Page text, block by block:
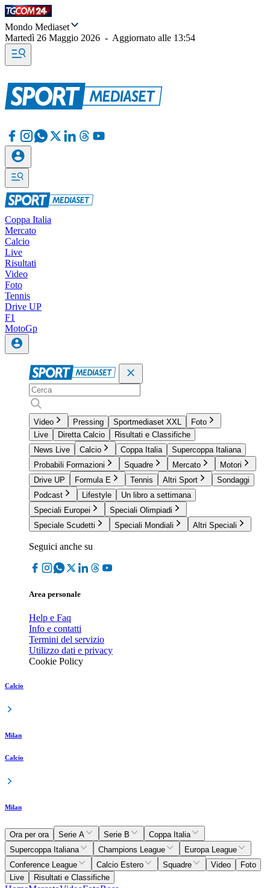
Mondo Mediaset
Martedì 26 Maggio 2026 - Aggiornato alle 13:54
Coppa Italia
Mercato
Calcio
Live
Risultati
Video
Foto
Tennis
Drive UP
F1
MotoGp
Video Pressing Sportmediaset XXL
Foto
Live
Diretta Calcio
Risultati e Classifiche
News Live
Calcio Coppa Italia
Supercoppa Italiana
Probabili Formazioni
Squadre Mercato
Motori
Drive UP
Formula E Tennis Altri Sport
Sondaggi
Podcast
Lifestyle
Un libro a settimana
Speciali Europei
Speciali Olimpiadi
Speciale Scudetti
Speciali Mondiali Altri Speciali
Seguici anche su
Area personale
Help e Faq
Info e contatti
Termini del servizio
Utilizzo dati e privacy
Cookie Policy
Calcio
Milan
Calcio
Milan
Ora per ora Serie A Serie B
Coppa Italia
Supercoppa Italiana
Champions League
Europa League
Conference League
Calcio Estero Squadre Video
Foto
Live
Risultati e Classifiche